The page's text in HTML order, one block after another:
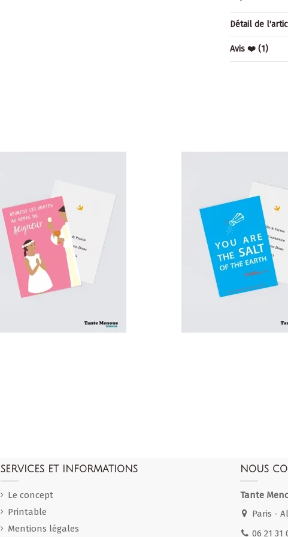
Détail de
Avis ❤️ (1)
SERVICES ET INFORMATIONS
Le concept
Printable
Mentions légales
NOUS
Tante
Paris -
06 21 31